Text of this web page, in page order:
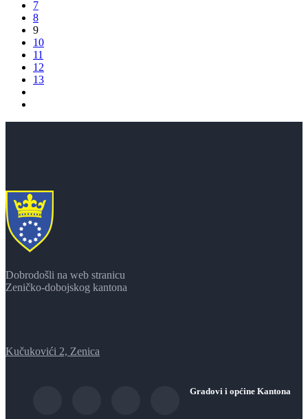
7
8
9
10
11
12
13
Dobrodošli na web stranicu
Zeničko-dobojskog kantona
Kučukovići 2, Zenica
Gradovi i općine Kantona